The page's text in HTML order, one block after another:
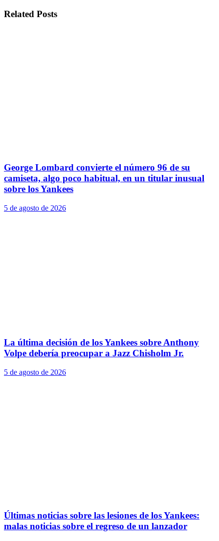
Related Posts
George Lombard convierte el número 96 de su
camiseta, algo poco habitual, en un titular inusual
sobre los Yankees
5 de agosto de 2026
La última decisión de los Yankees sobre Anthony
Volpe debería preocupar a Jazz Chisholm Jr.
5 de agosto de 2026
Últimas noticias sobre las lesiones de los Yankees:
malas noticias sobre el regreso de un lanzador